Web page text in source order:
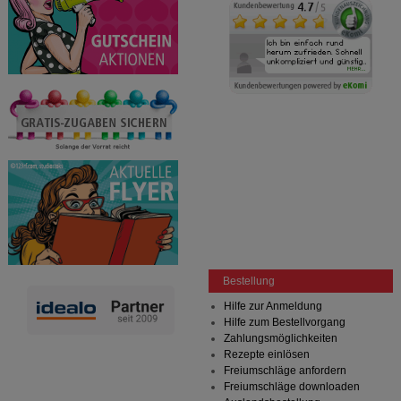
Bestellung
Hilfe zur Anmeldung
Hilfe zum Bestellvorgang
Zahlungsmöglichkeiten
Rezepte einlösen
Freiumschläge anfordern
Freiumschläge downloaden